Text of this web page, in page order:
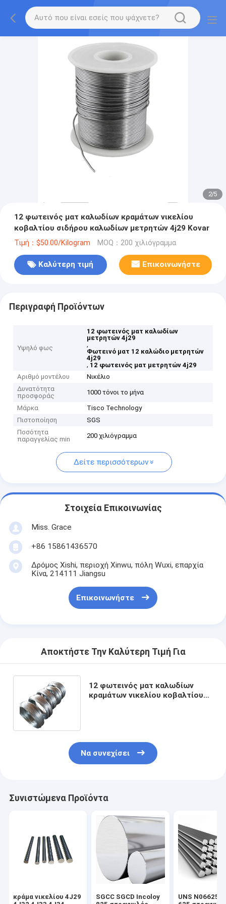
2/5
12 φωτεινός ματ καλωδίων κραμάτων νικελίου
κοβαλτίου σιδήρου καλωδίων μετρητών 4j29 Kovar
Τιμή：$50.00/Kilogram MOQ：200 χιλιόγραμμα
Καλύτερη τιμή Επικοινωνήστε
Περιγραφή Προϊόντων
Υψηλό φως
12 φωτεινός ματ καλωδίων
μετρητών 4j29
,
Φωτεινό ματ 12 καλώδιο μετρητών
4j29
, 12 φωτεινός ματ μετρητών 4j29
Αριθμό μοντέλου
Νικέλιο
Δυνατότητα
προσφοράς
1000 τόνοι το μήνα
Μάρκα
Tisco Technology
Πιστοποίηση
SGS
Ποσότητα
παραγγελίας min
200 χιλιόγραμμα
Δείτε περισσότερων
Στοιχεία Επικοινωνίας
Miss. Grace
+86 15861436570
Δρόμος Xishi, περιοχή Xinwu, πόλη Wuxi, επαρχία
Κίνα, 214111 Jiangsu
Επικοινωνήστε
Αποκτήστε Την Καλύτερη Τιμή Για
12 φωτεινός ματ καλωδίων
κραμάτων νικελίου κοβαλτίου
Να συνεχίσει
Συνιστώμενα Προϊόντα
κράμα νικελίου 4J29
SGCC SGCD Incoloy
UNS N06625